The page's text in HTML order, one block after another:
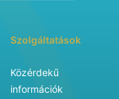
Szolgáltatások
Közérdekű
információk